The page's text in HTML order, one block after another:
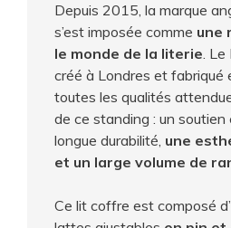
Depuis 2015, la marque
s’est imposée comme une
le monde de la literie. Le
créé à Londres et fabriqué
toutes les qualités
de ce standing : un soutien
longue durabilité, une
et un large volume de
Ce lit coffre est composé